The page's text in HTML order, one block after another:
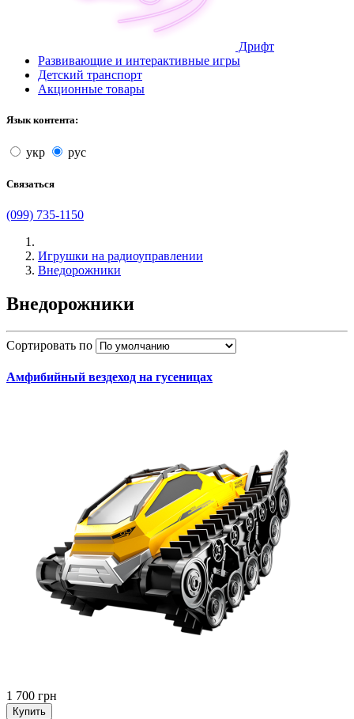
Дрифт
Развивающие и интерактивные игры
Детский транспорт
Акционные товары
Язык контента:
укр рус
Связаться
(099) 735-1150
Игрушки на радиоуправлении
Внедорожники
Внедорожники
Сортировать по
Амфибийный вездеход на гусеницах
1 700 грн
Купить